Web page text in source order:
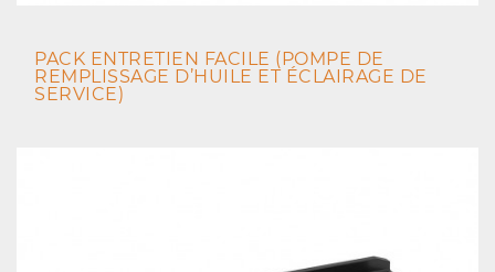
PACK ENTRETIEN FACILE (POMPE DE
REMPLISSAGE D’HUILE ET ÉCLAIRAGE DE
SERVICE)